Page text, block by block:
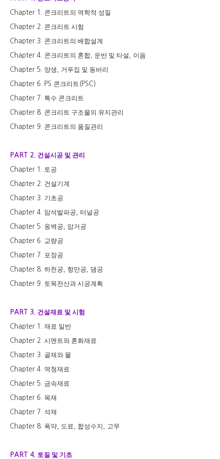
Chapter 1. 콘크리트의 역학적 성질
Chapter 2. 콘크리트 시험
Chapter 3. 콘크리트의 배합설계
Chapter 4. 콘크리트의 혼합 운반 및 타설 이음
Chapter 5. 양생 거푸집 및 동바리
Chapter 6. PS 콘크리트 (PSC)
Chapter 7. 특수 콘크리트
Chapter 8. 콘크리트 구조물의 유지관리
Chapter 9. 콘크리트의 품질관리
PART 2. 건설시공 및 관리
Chapter 1. 토공
Chapter 2. 건설기계
Chapter 3. 기초공
Chapter 4. 암석발파공 터널공
Chapter 5. 옹벽공 암거공
Chapter 6. 교량공
Chapter 7. 포장공
Chapter 8. 하천공 항만공 댐공
Chapter 9. 토목전산과 시공계획
PART 3. 건설재료 및 시험
Chapter 1. 재료 일반
Chapter 2. 시멘트와 혼화재료
Chapter 3. 골재와 물
Chapter 4. 역청재료
Chapter 5. 금속재료
Chapter 6. 목재
Chapter 7. 석재
Chapter 8. 폭약 도료 합성수지 고무
PART 4. 토질 및 기초